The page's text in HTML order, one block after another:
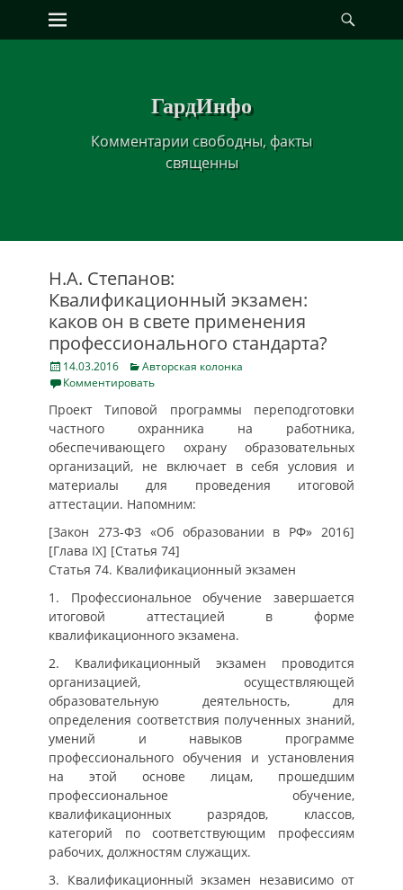
Skip
Primary Menu
ГардИнфо
Комментарии свободны, факты
священны
Н.А. Степанов:
Квалификационный экзамен:
каков он в свете применения
профессионального стандарта?
Posted
on
14.03.2016 Categories
Авторская колонка
Комментировать
Проект Типовой программы переподготовки
частного охранника на работника,
обеспечивающего охрану образовательных
организаций, не включает в себя условия и
материалы для проведения итоговой
аттестации. Напомним:
[Закон 273-ФЗ «Об образовании в РФ» 2016]
[Глава IX] [Статья 74]
Статья 74. Квалификационный экзамен
1. Профессиональное обучение завершается
итоговой аттестацией в форме
квалификационного экзамена.
2. Квалификационный экзамен проводится
организацией, осуществляющей
образовательную деятельность, для
определения соответствия полученных знаний,
умений и навыков программе
профессионального обучения и установления
на этой основе лицам, прошедшим
профессиональное обучение,
квалификационных разрядов, классов,
категорий по соответствующим профессиям
рабочих, должностям служащих.
3. Квалификационный экзамен независимо от